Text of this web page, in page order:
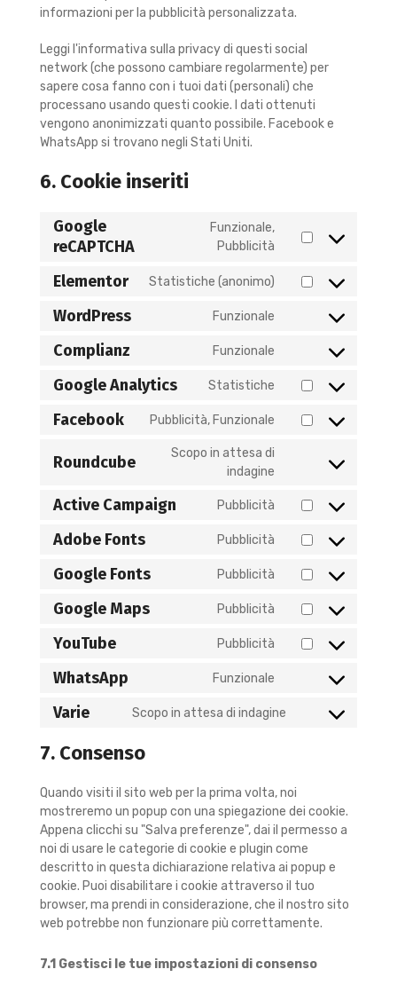
informazioni per la pubblicità personalizzata.
Leggi l'informativa sulla privacy di questi social
network (che possono cambiare regolarmente) per
sapere cosa fanno con i tuoi dati (personali) che
processano usando questi cookie. I dati ottenuti
vengono anonimizzati quanto possibile. Facebook e
WhatsApp si trovano negli Stati Uniti.
6. Cookie inseriti
Google
reCAPTCHA
Funzionale,
Pubblicità
Elementor Statistiche (anonimo)
WordPress Funzionale
Complianz Funzionale
Google Analytics Statistiche
Facebook Pubblicità, Funzionale
Roundcube
Scopo in attesa di
indagine
Active Campaign Pubblicità
Adobe Fonts Pubblicità
Google Fonts Pubblicità
Google Maps Pubblicità
YouTube Pubblicità
WhatsApp Funzionale
Varie Scopo in attesa di indagine
7. Consenso
Quando visiti il sito web per la prima volta, noi
mostreremo un popup con una spiegazione dei cookie.
Appena clicchi su "Salva preferenze", dai il permesso a
noi di usare le categorie di cookie e plugin come
descritto in questa dichiarazione relativa ai popup e
cookie. Puoi disabilitare i cookie attraverso il tuo
browser, ma prendi in considerazione, che il nostro sito
web potrebbe non funzionare più correttamente.
7.1 Gestisci le tue impostazioni di consenso